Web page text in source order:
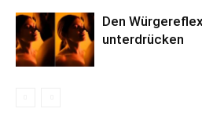
Den
unterdrücken